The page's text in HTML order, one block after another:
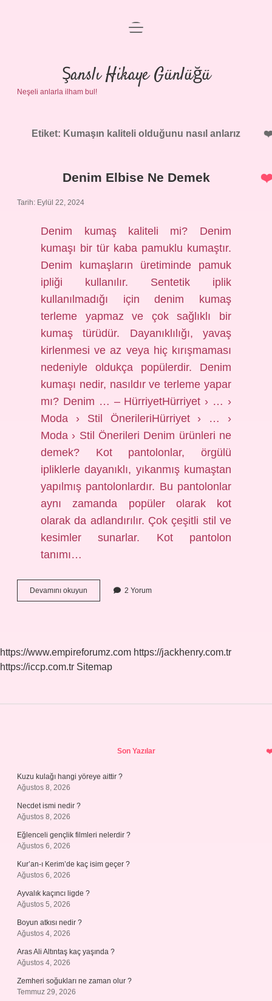
Anasayfa
Gizlilik Politikası
menüyü
Şanslı Hikaye Günlüğü
Neşeli anlarla ilham bul!
Etiket: Kumaşın kaliteli olduğunu nasıl anlarız
Denim Elbise Ne Demek
Tarih: Eylül 22, 2024
Denim kumaş kaliteli mi? Denim
kumaşı bir tür kaba pamuklu kumaştır.
Denim kumaşların üretiminde pamuk
ipliği kullanılır. Sentetik iplik
kullanılmadığı için denim kumaş
terleme yapmaz ve çok sağlıklı bir
kumaş türüdür. Dayanıklılığı, yavaş
kirlenmesi ve az veya hiç kırışmaması
nedeniyle oldukça popülerdir. Denim
kumaşı nedir, nasıldır ve terleme yapar
mı? Denim … – HürriyetHürriyet › … ›
Moda › Stil ÖnerileriHürriyet › … ›
Moda › Stil Önerileri Denim ürünleri ne
demek? Kot pantolonlar, örgülü
ipliklerle dayanıklı, yıkanmış kumaştan
yapılmış pantolonlardır. Bu pantolonlar
aynı zamanda popüler olarak kot
olarak da adlandırılır. Çok çeşitli stil ve
kesimler sunarlar. Kot pantolon
tanımı…
Devamını okuyun
Elbise
2 Yorum
https://www.empireforumz.com https://jackhenry.com.tr
https://iccp.com.tr Sitemap
Son Yazılar
Kuzu kulağı hangi yöreye aittir ?
Ağustos 8, 2026
Necdet ismi nedir ?
Ağustos 8, 2026
Eğlenceli gençlik filmleri nelerdir ?
Ağustos 6, 2026
Kur’an-ı Kerim’de kaç isim geçer ?
Ağustos 6, 2026
Ayvalık kaçıncı ligde ?
Ağustos 5, 2026
Boyun atkısı nedir ?
Ağustos 4, 2026
Aras Ali Altıntaş kaç yaşında ?
Ağustos 4, 2026
Zemheri soğukları ne zaman olur ?
Temmuz 29, 2026